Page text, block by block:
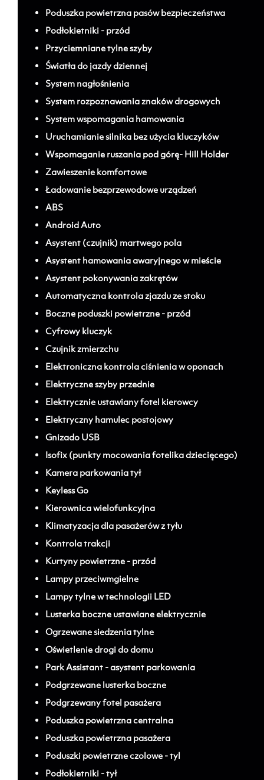
Poduszka powietrzna pasów bezpieczeństwa
Podłokietniki - przód
Przyciemniane tylne szyby
Światła do jazdy dziennej
System nagłośnienia
System rozpoznawania znaków drogowych
System wspomagania hamowania
Uruchamianie silnika bez użycia kluczyków
Wspomaganie ruszania pod górę- Hill Holder
Zawieszenie komfortowe
Ładowanie bezprzewodowe urządzeń
ABS
Android Auto
Asystent (czujnik) martwego pola
Asystent hamowania awaryjnego w mieście
Asystent pokonywania zakrętów
Automatyczna kontrola zjazdu ze stoku
Boczne poduszki powietrzne - przód
Cyfrowy kluczyk
Czujnik zmierzchu
Elektroniczna kontrola ciśnienia w oponach
Elektryczne szyby przednie
Elektrycznie ustawiany fotel kierowcy
Elektryczny hamulec postojowy
Gnizado USB
Isofix (punkty mocowania fotelika dziecięcego)
Kamera parkowania tył
Keyless Go
Kierownica wielofunkcyjna
Klimatyzacja dla pasażerów z tyłu
Kontrola trakcji
Kurtyny powietrzne - przód
Lampy przeciwmgielne
Lampy tylne w technologii LED
Lusterka boczne ustawiane elektrycznie
Ogrzewane siedzenia tylne
Oświetlenie drogi do domu
Park Assistant - asystent parkowania
Podgrzewane lusterka boczne
Podgrzewany fotel pasażera
Poduszka powietrzna centralna
Poduszka powietrzna pasażera
Poduszki powietrzne czolowe - tyl
Podłokietniki - tył